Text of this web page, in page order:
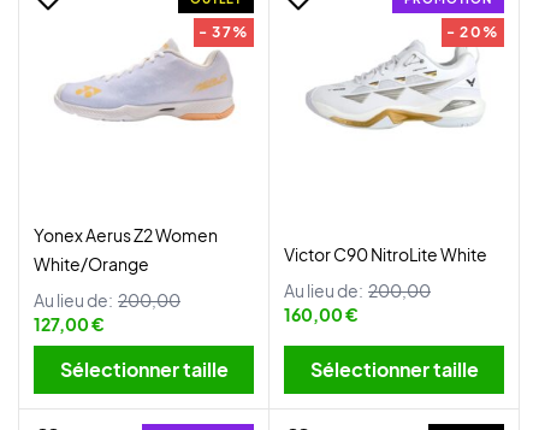
- 37%
Yonex Aerus Z2 Women
White/Orange
Au lieu de: 200,00
127,00 €
Sélectionner taille
- 20%
Victor C90 NitroLite White
Au lieu de: 200,00
160,00 €
Sélectionner taille